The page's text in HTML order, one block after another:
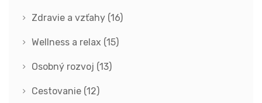
Zdravie a vzťahy (16)
Wellness a relax (15)
Osobný rozvoj (13)
Cestovanie (12)